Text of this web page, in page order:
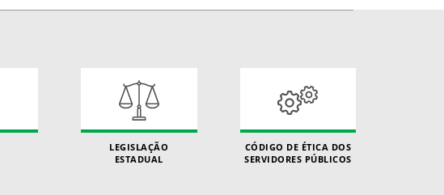
LEGISLAÇÃO
ESTADUAL
CÓDIGO DE ÉTICA DOS
SERVIDORES PÚBLICOS